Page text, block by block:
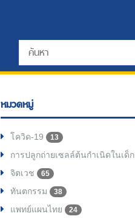
หมวดหมู่
โควิด-19 13
การปลูกถ่ายเซลล์ต้นกำเนิดในเด็ก
จิตเวช 65
ทันตกรรม 38
แพทย์แผนไทย 24